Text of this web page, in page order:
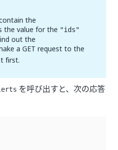
the
the value for the "ids"
out the
a GET request to the
first.
を呼び出すと、次の応答